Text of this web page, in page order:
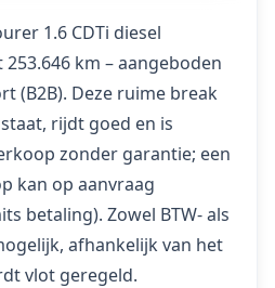
1.6 CDTi diesel
km – aangeboden
(B2B). Deze ruime break
rijdt goed en is
zonder garantie; een
kan op aanvraag
betaling). Zowel BTW- als
afhankelijk van het
vlot geregeld.